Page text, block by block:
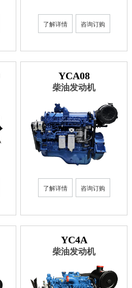
了解详情 咨询订购
YCA08
柴油发动机
了解详情 咨询订购
YC4A
柴油发动机